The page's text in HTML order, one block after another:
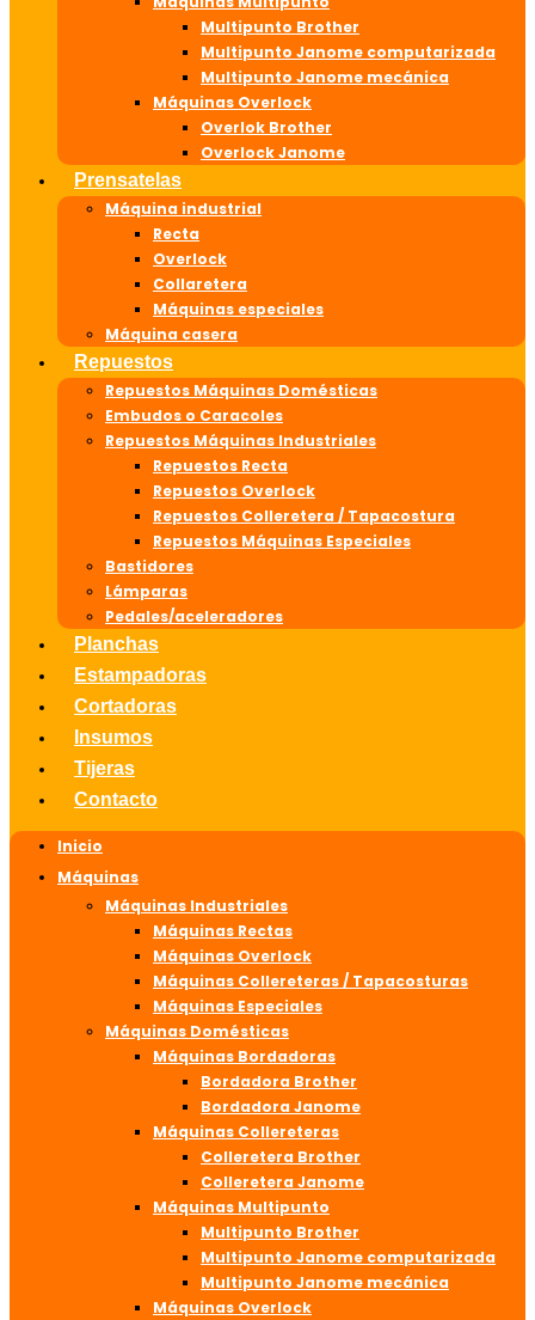
Multipunto Brother
Multipunto Janome computarizada
Multipunto Janome mecánica
Máquinas Overlock
Overlok Brother
Overlock Janome
Prensatelas
Máquina industrial
Recta
Overlock
Collaretera
Máquinas especiales
Máquina casera
Repuestos
Repuestos Máquinas Domésticas
Embudos o Caracoles
Repuestos Máquinas Industriales
Repuestos Recta
Repuestos Overlock
Repuestos Colleretera / Tapacostura
Repuestos Máquinas Especiales
Bastidores
Lámparas
Pedales/aceleradores
Planchas
Estampadoras
Cortadoras
Insumos
Tijeras
Contacto
Inicio
Máquinas
Máquinas Industriales
Máquinas Rectas
Máquinas Overlock
Máquinas Collereteras / Tapacosturas
Máquinas Especiales
Máquinas Domésticas
Máquinas Bordadoras
Bordadora Brother
Bordadora Janome
Máquinas Collereteras
Colleretera Brother
Colleretera Janome
Máquinas Multipunto
Multipunto Brother
Multipunto Janome computarizada
Multipunto Janome mecánica
Máquinas Overlock